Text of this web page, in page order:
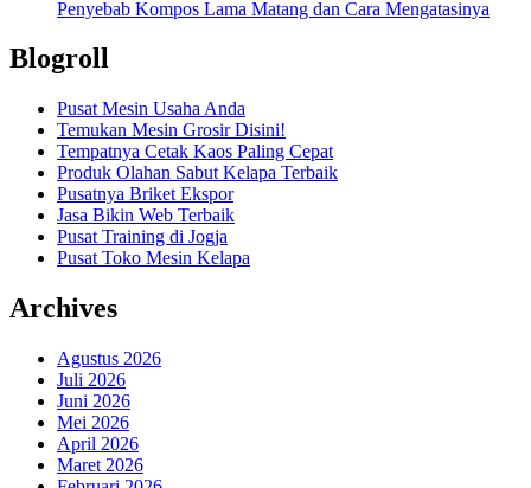
Penyebab Kompos Lama Matang dan Cara Mengatasinya
Blogroll
Pusat Mesin Usaha Anda
Temukan Mesin Grosir Disini!
Tempatnya Cetak Kaos Paling Cepat
Produk Olahan Sabut Kelapa Terbaik
Pusatnya Briket Ekspor
Jasa Bikin Web Terbaik
Pusat Training di Jogja
Pusat Toko Mesin Kelapa
Archives
Agustus 2026
Juli 2026
Juni 2026
Mei 2026
April 2026
Maret 2026